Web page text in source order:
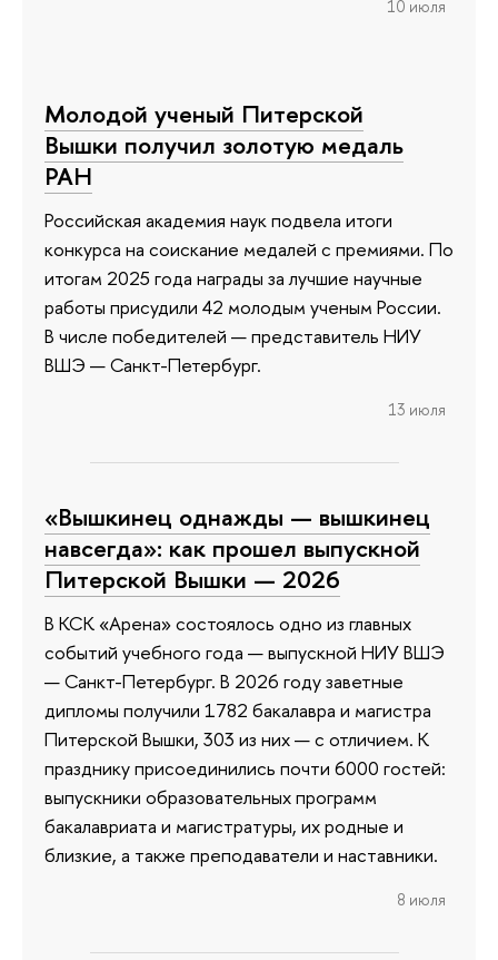
10 июля
Молодой ученый Питерской
Вышки получил золотую медаль
РАН
Российская академия наук подвела итоги
конкурса на соискание медалей с премиями. По
итогам 2025 года награды за лучшие научные
работы присудили 42 молодым ученым России.
В числе победителей — представитель НИУ
ВШЭ — Санкт-Петербург.
13 июля
«Вышкинец однажды — вышкинец
навсегда»: как прошел выпускной
Питерской Вышки — 2026
В КСК «Арена» состоялось одно из главных
событий учебного года — выпускной НИУ ВШЭ
— Санкт-Петербург. В 2026 году заветные
дипломы получили 1782 бакалавра и магистра
Питерской Вышки, 303 из них — с отличием. К
празднику присоединились почти 6000 гостей:
выпускники образовательных программ
бакалавриата и магистратуры, их родные и
близкие, а также преподаватели и наставники.
8 июля